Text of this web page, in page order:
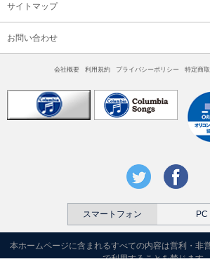
サイトマップ
お問い合わせ
会社概要 利用規約 プライバシーポリシー 特定商
スマートフォン PC
本ホームページに含まれるすべての内容は営利・非
で利用することを禁じます